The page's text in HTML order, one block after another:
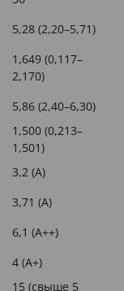
5,28 (2,20–5,71)
1,649 (0,117–
2,170)
5,86 (2,40–6,30)
1,500 (0,213–
1,501)
3,2 (A)
3,71 (A)
6,1 (A++)
4 (A+)
15 (свыше 5